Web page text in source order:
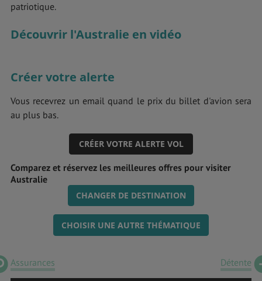
patriotique.
Découvrir l'Australie en vidéo
Créer votre alerte
Vous recevrez un email quand le prix du billet d'avion sera
au plus bas.
CRÉER VOTRE ALERTE VOL
Comparez et réservez les meilleures offres pour visiter
Australie
CHANGER DE DESTINATION
CHOISIR UNE AUTRE THÉMATIQUE
Assurances Détente